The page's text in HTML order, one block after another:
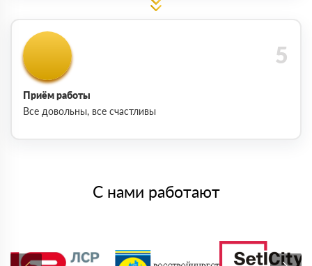
Приём работы
Все довольны, все счастливы
С нами работают